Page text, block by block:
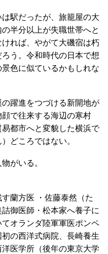
駅だったが、旅籠屋の大
半分以上が失職世帯へと
れば、やがて大磯宿は朽
う。令和時代の日本で想
色に似ているかもしれな
躍進をつづける新開地が
で往来する海辺の寒村
都市へと変貌した横浜で
どころではない。
がいる。
蘭方医 ・佐藤泰然（た
御医師・松本家へ養子に
オランダ陸軍軍医ポンペ
の西洋式病院、長崎養生
医学所（後年の東京大学